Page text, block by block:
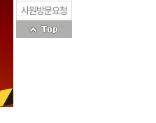
사원방문요청